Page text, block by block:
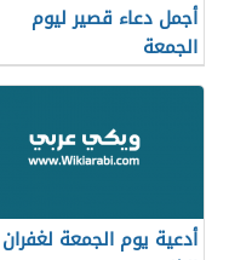
أجمل دعاء قصير ليوم
الجمعة
أدعية يوم الجمعة لغفران